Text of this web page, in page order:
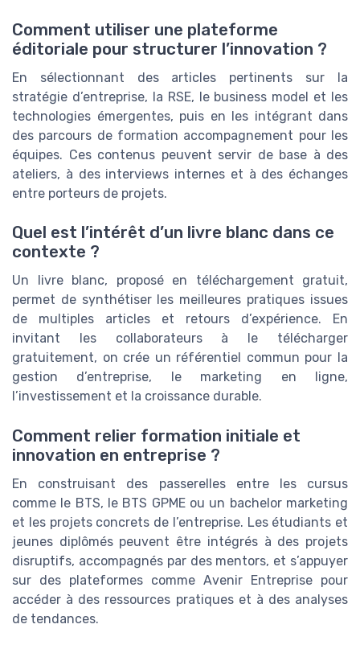
Comment utiliser une plateforme
éditoriale pour structurer l’innovation ?
En sélectionnant des articles pertinents sur la
stratégie d’entreprise, la RSE, le business model et les
technologies émergentes, puis en les intégrant dans
des parcours de formation accompagnement pour les
équipes. Ces contenus peuvent servir de base à des
ateliers, à des interviews internes et à des échanges
entre porteurs de projets.
Quel est l’intérêt d’un livre blanc dans ce
contexte ?
Un livre blanc, proposé en téléchargement gratuit,
permet de synthétiser les meilleures pratiques issues
de multiples articles et retours d’expérience. En
invitant les collaborateurs à le télécharger
gratuitement, on crée un référentiel commun pour la
gestion d’entreprise, le marketing en ligne,
l’investissement et la croissance durable.
Comment relier formation initiale et
innovation en entreprise ?
En construisant des passerelles entre les cursus
comme le BTS, le BTS GPME ou un bachelor marketing
et les projets concrets de l’entreprise. Les étudiants et
jeunes diplômés peuvent être intégrés à des projets
disruptifs, accompagnés par des mentors, et s’appuyer
sur des plateformes comme Avenir Entreprise pour
accéder à des ressources pratiques et à des analyses
de tendances.